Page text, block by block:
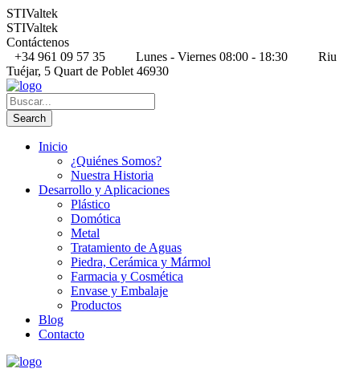
STIValtek
STIValtek
Contáctenos
+34 961 09 57 35
Lunes - Viernes 08:00 - 18:30
Riu
Tuéjar, 5 Quart de Poblet 46930
Inicio
¿Quiénes Somos?
Nuestra Historia
Desarrollo y Aplicaciones
Plástico
Domótica
Metal
Tratamiento de Aguas
Piedra, Cerámica y Mármol
Farmacia y Cosmética
Envase y Embalaje
Productos
Blog
Contacto